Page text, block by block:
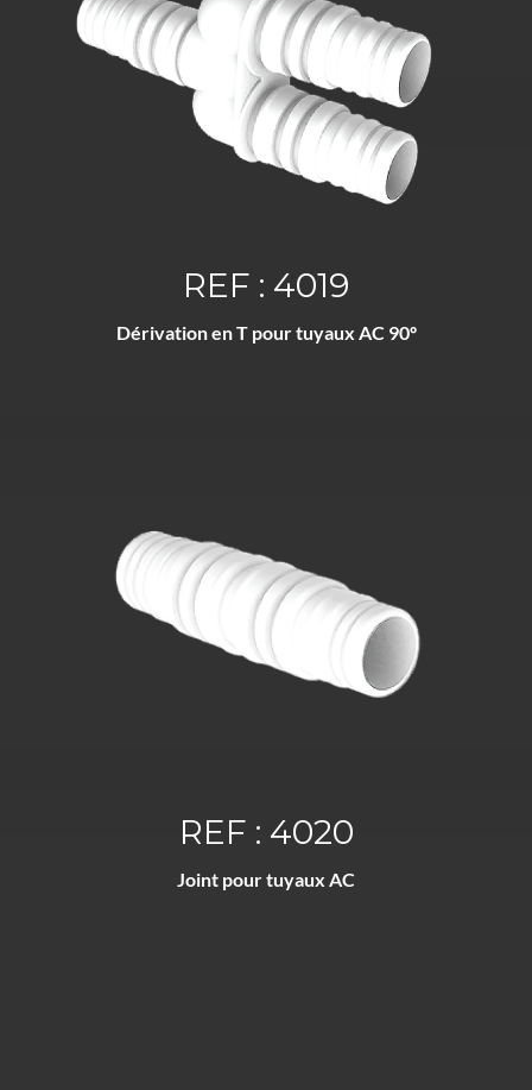
REF : 4019
Dérivation en T pour tuyaux AC 90º
REF : 4020
Joint pour tuyaux AC